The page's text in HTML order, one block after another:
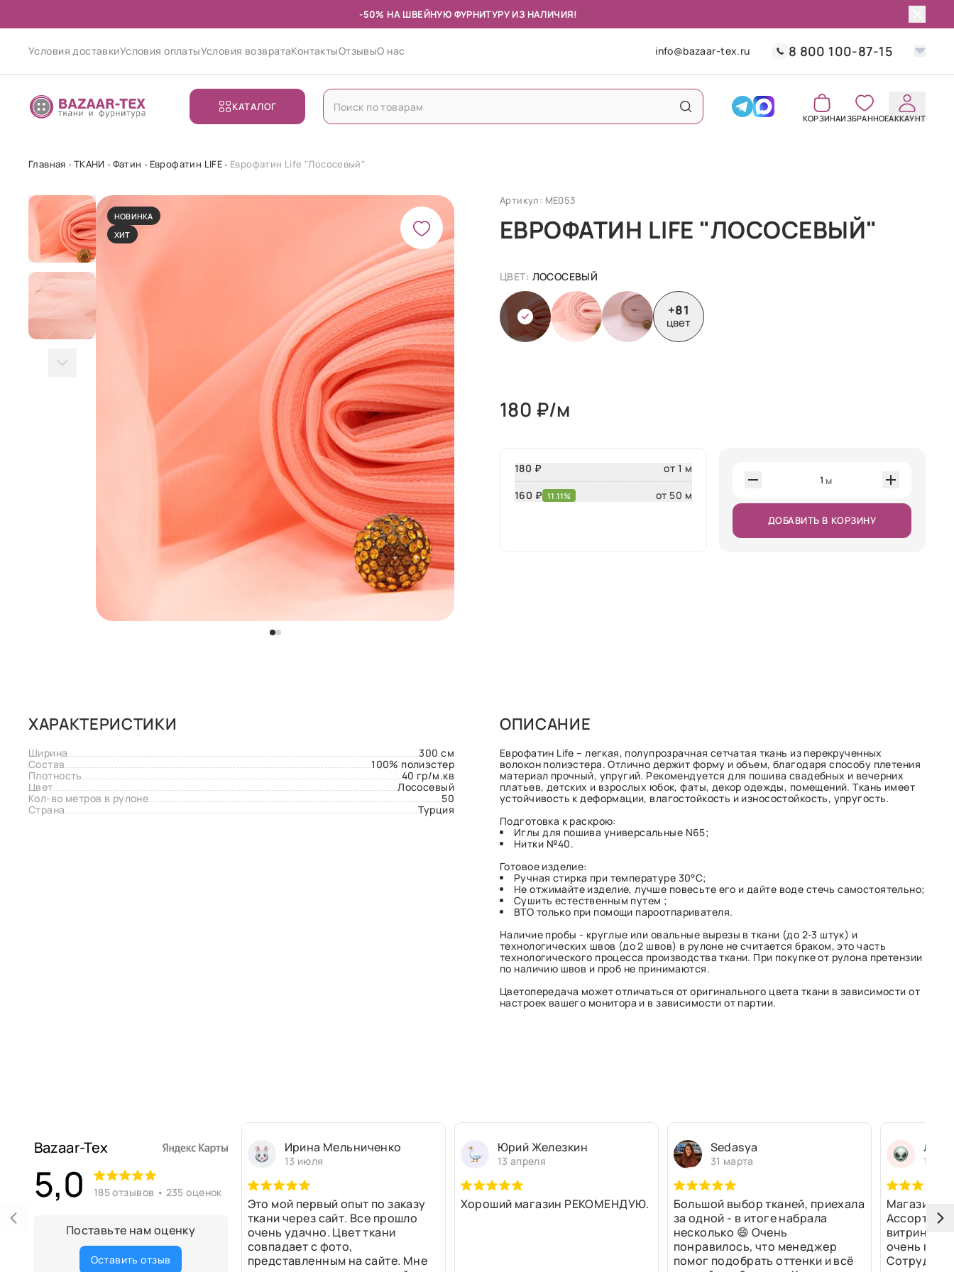
-50% НА ШВЕЙНУЮ ФУРНИТУРУ ИЗ НАЛИЧИЯ!
Условия доставкиУсловия оплатыУсловия возвратаКонтактыОтзывыО нас info@bazaar-tex.ru 8 800 100-87-15
КАТАЛОГ
КОРЗИНАИЗБРАННОЕАККАУНТ
Главная ТКАНИ Фатин Еврофатин LIFE Еврофатин Life "Лососевый"
НОВИНКА
ХИТ
Артикул: МЕ053
ЕВРОФАТИН LIFE "ЛОСОСЕВЫЙ"
ЦВЕТ: ЛОСОСЕВЫЙ
+81
цвет
180 ₽/м
180 ₽
от 1 м
160 ₽ 11.11% от 50 м
1 м
ДОБАВИТЬ В КОРЗИНУ
ХАРАКТЕРИСТИКИ
Ширина
300 см
Состав
100% полиэстер
Плотность
40 гр/м.кв
Цвет
Лососевый
Кол-во метров в рулоне
50
Страна
Турция
ОПИСАНИЕ
Еврофатин Life – легкая, полупрозрачная сетчатая ткань из перекрученных
волокон полиэстера. Отлично держит форму и объем, благодаря способу плетения
материал прочный, упругий. Рекомендуется для пошива свадебных и вечерних
платьев, детских и взрослых юбок, фаты, декор одежды, помещений. Ткань имеет
устойчивость к деформации, влагостойкость и износостойкость, упругость.
Подготовка к раскрою:
Иглы для пошива универсальные N65;
Нитки №40.
Готовое изделие:
Ручная стирка при температуре 30°С;
Не отжимайте изделие, лучше повесьте его и дайте воде стечь самостоятельно;
Сушить естественным путем ;
ВТО только при помощи пароотпаривателя.
Наличие пробы - круглые или овальные вырезы в ткани (до 2-3 штук) и
технологических швов (до 2 швов) в рулоне не считается браком, это часть
технологического процесса производства ткани. При покупке от рулона претензии
по наличию швов и проб не принимаются.
Цветопередача может отличаться от оригинального цвета ткани в зависимости от
настроек вашего монитора и в зависимости от партии.
Bazaar-Tex
5,0 185 отзывов • 235 оценок
Поставьте нам оценку
Оставить отзыв
Ирина Мельниченко
13 июля
Это мой первый опыт по заказу
ткани через сайт. Все прошло
очень удачно. Цвет ткани
совпадает с фото,
представленным на сайте. Мне
Юрий Железкин
13 апреля
Хороший магазин РЕКОМЕНДУЮ.
Sedasya
31 марта
Большой выбор тканей, приехала
за одной - в итоге набрала
несколько 😄 Очень
понравилось, что менеджер
помог подобрать оттенки и всё
13
Магазин
витринах
очень